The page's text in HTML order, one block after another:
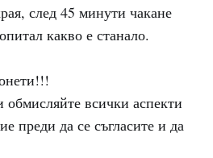
след 45 минути чакане
какво е станало.
всички аспекти
преди да се съгласите и да